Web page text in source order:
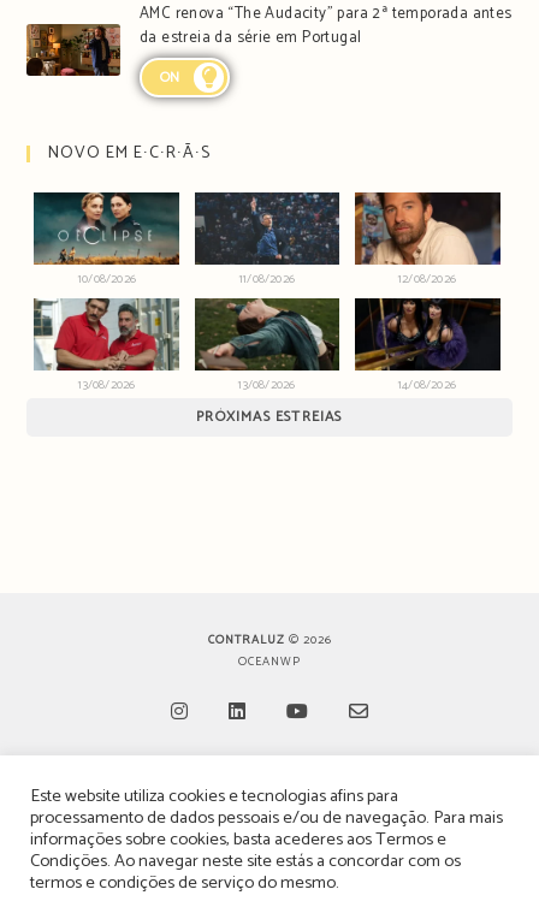
AMC renova “The Audacity” para 2ª temporada antes
da estreia da série em Portugal
ON
NOVO EM E∙C∙R∙Ã∙S
10/08/2026 11/08/2026 12/08/2026
13/08/2026 13/08/2026 14/08/2026
PRÓXIMAS ESTREIAS
CONTRALUZ © 2026
OCEANWP
in
a
new
in
a
new
tab
in
a
new
in
a
new
TERMOS, CONDIÇÕES & POLÍTICA DE PRIVACIDADE
ESTATUTO EDITORIAL
POLÍTICA DE PUBLICIDADE E ANÚNCIOS
Este website utiliza cookies e tecnologias afins para
processamento de dados pessoais e/ou de navegação. Para mais
informações sobre cookies, basta acederes aosTermos e
Condições. Ao navegar neste site estás a concordar com os
termos e condições de serviço do mesmo.